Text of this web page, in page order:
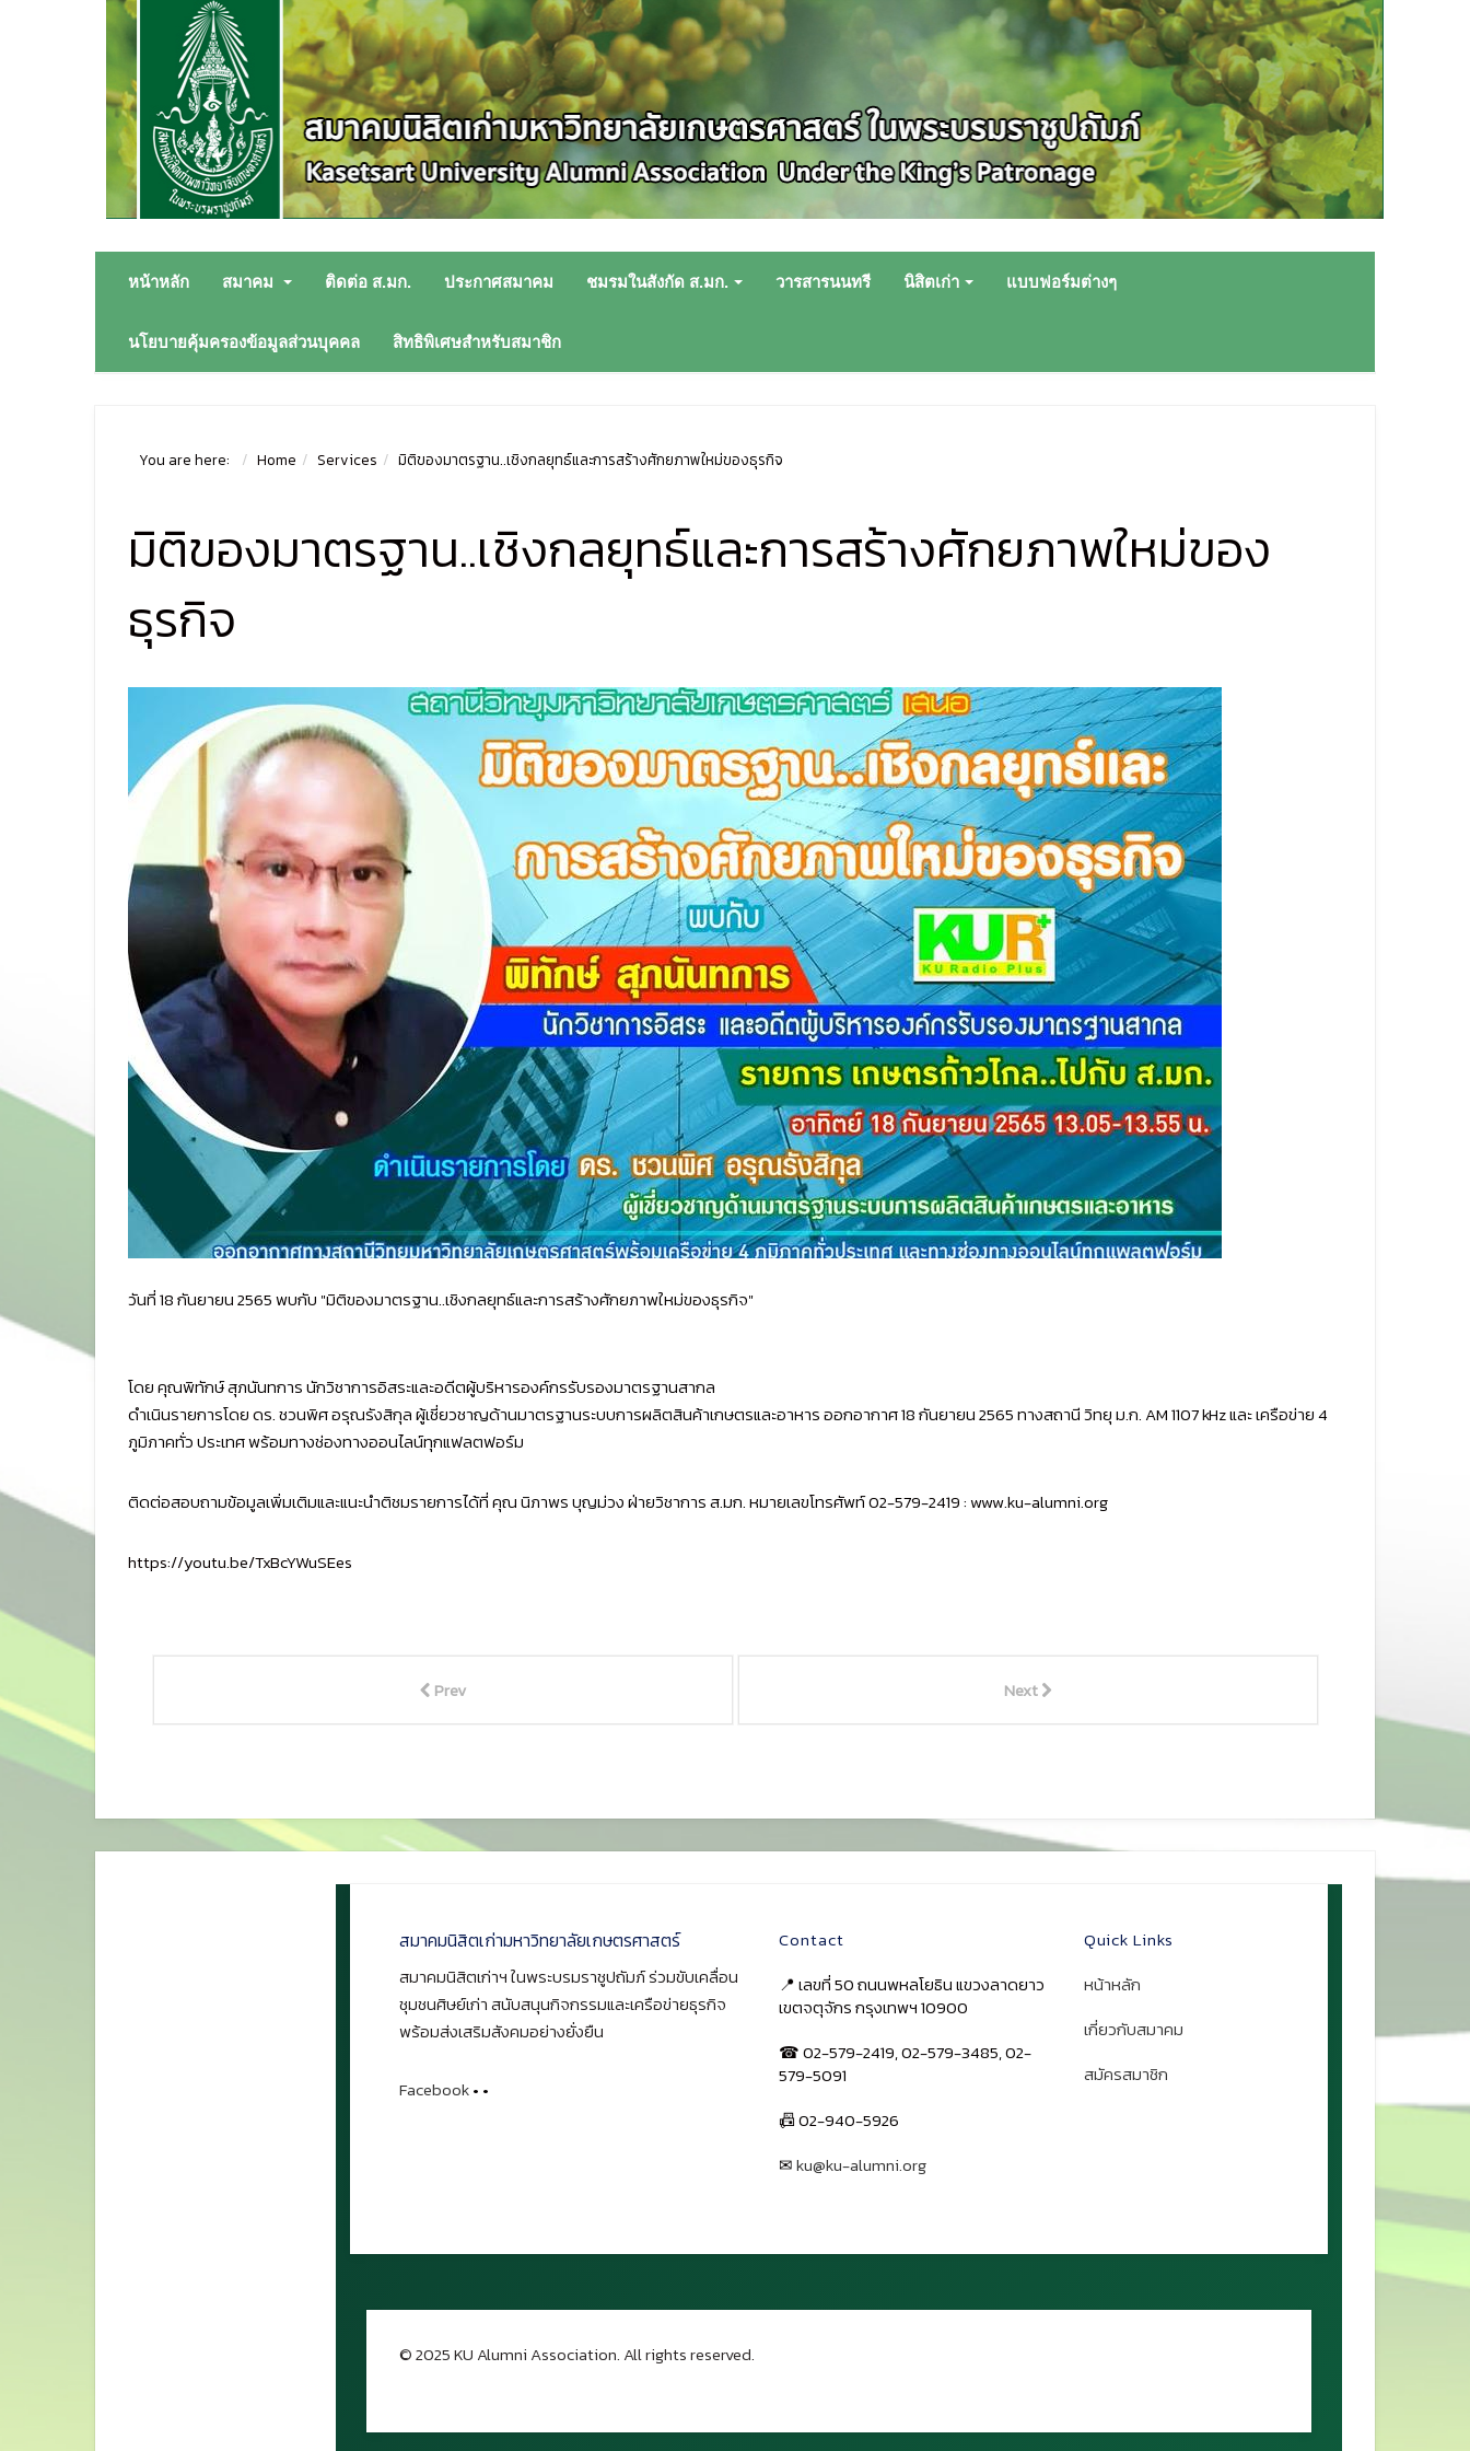
หน้าหลัก สมาคม ติดต่อ ส.มก. ประกาศสมาคม ชมรมในสังกัด ส.มก. วารสารนนทรี นิสิตเก่า แบบฟอร์มต่างๆ
นโยบายคุ้มครองข้อมูลส่วนบุคคล สิทธิพิเศษสำหรับสมาชิก
You are here: Home Services มิติของมาตรฐาน..เชิงกลยุทธ์และการสร้างศักยภาพใหม่ของธุรกิจ
มิติของมาตรฐาน..เชิงกลยุทธ์และการสร้างศักยภาพใหม่ของ
ธุรกิจ
วันที่ 18 กันยายน 2565 พบกับ "มิติของมาตรฐาน..เชิงกลยุทธ์และการสร้างศักยภาพใหม่ของธุรกิจ"
โดย คุณพิทักษ์ สุภนันทการ นักวิชาการอิสระและอดีตผู้บริหารองค์กรรับรองมาตรฐานสากล
ดำเนินรายการโดย ดร. ชวนพิศ อรุณรังสิกุล ผู้เชี่ยวชาญด้านมาตรฐานระบบการผลิตสินค้าเกษตรและอาหาร ออกอากาศ 18 กันยายน 2565 ทางสถานี วิทยุ ม.ก. AM 1107 kHz และ เครือข่าย 4
ภูมิภาคทั่ว ประเทศ พร้อมทางช่องทางออนไลน์ทุกแฟลตฟอร์ม
ติดต่อสอบถามข้อมูลเพิ่มเติมและแนะนำติชมรายการได้ที่ คุณ นิภาพร บุญม่วง ฝ่ายวิชาการ ส.มก. หมายเลขโทรศัพท์ 02-579-2419 : www.ku-alumni.org
https://youtu.be/TxBcYWuSEes
Prev Next
สมาคมนิสิตเก่ามหาวิทยาลัยเกษตรศาสตร์
สมาคมนิสิตเก่าฯ ในพระบรมราชูปถัมภ์ ร่วมขับเคลื่อน
ชุมชนศิษย์เก่า สนับสนุนกิจกรรมและเครือข่ายธุรกิจ
พร้อมส่งเสริมสังคมอย่างยั่งยืน
Facebook• •
Contact
📍 เลขที่ 50 ถนนพหลโยธิน แขวงลาดยาว
เขตจตุจักร กรุงเทพฯ 10900
☎ 02-579-2419, 02-579-3485, 02-
579-5091
📠 02-940-5926
✉ku@ku-alumni.org
Quick Links
หน้าหลัก
เกี่ยวกับสมาคม
สมัครสมาชิก
© 2025 KU Alumni Association. All rights reserved.